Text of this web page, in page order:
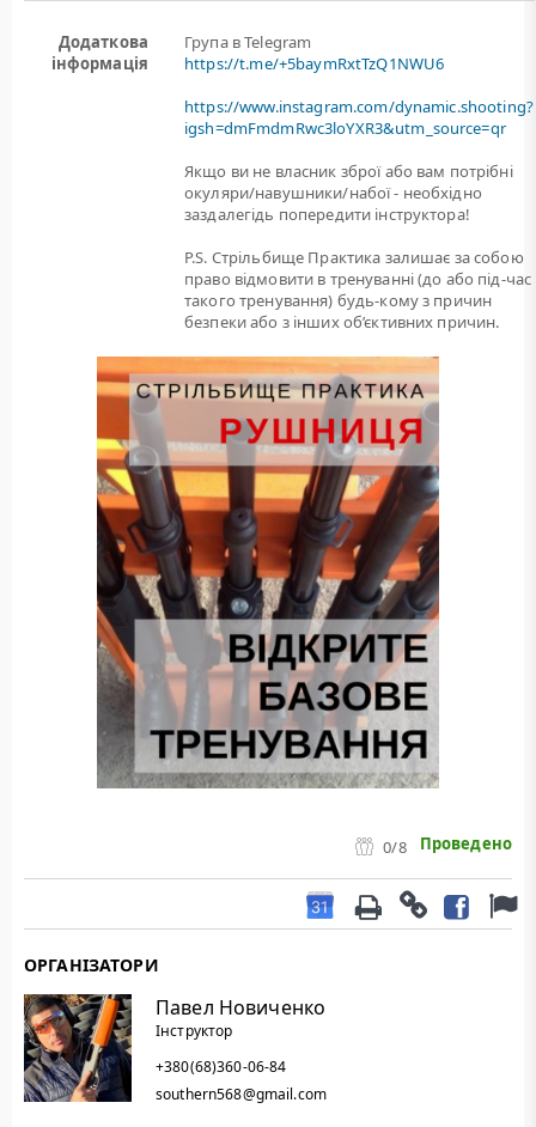
Додаткова
інформація
Група в Telegram
https://t.me/+5baymRxtTzQ1NWU6
https://www.instagram.com/dynamic.shooting?
igsh=dmFmdmRwc3loYXR3&utm_source=qr
Якщо ви не власник зброї або вам потрiбнi
окуляри/навушники/набої - необхідно
заздалегідь попередити інструктора!
P.S. Стрільбище Практика залишає за собою
право відмовити в тренуванні (до або під-час
такого тренування) будь-кому з причин
безпеки або з інших об’єктивних причин.
0/8 Проведено
ОРГАНІЗАТОРИ
Павел Новиченко
Інструктор
+380(68)360-06-84
southern568@gmail.com